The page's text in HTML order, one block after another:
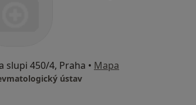
slupi 450/4, Praha • Mapa
ústav